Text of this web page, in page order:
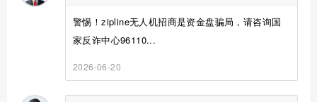
警惕！zipline无人机招商是资金盘骗局，请咨询国
家反诈中心96110...
2026-06-20